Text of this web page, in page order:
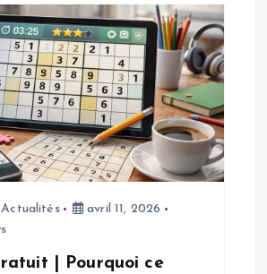
Actualités
avril 11, 2026
| Pourquoi ce